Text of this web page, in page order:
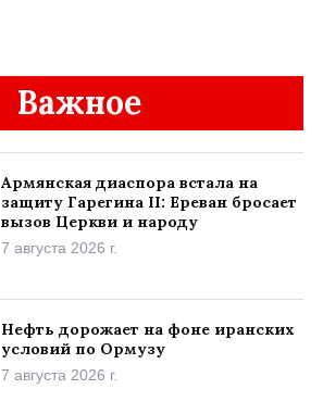
Важное
Армянская диаспора встала на
защиту Гарегина II: Ереван бросает
вызов Церкви и народу
7 августа 2026 г.
Нефть дорожает на фоне иранских
условий по Ормузу
7 августа 2026 г.